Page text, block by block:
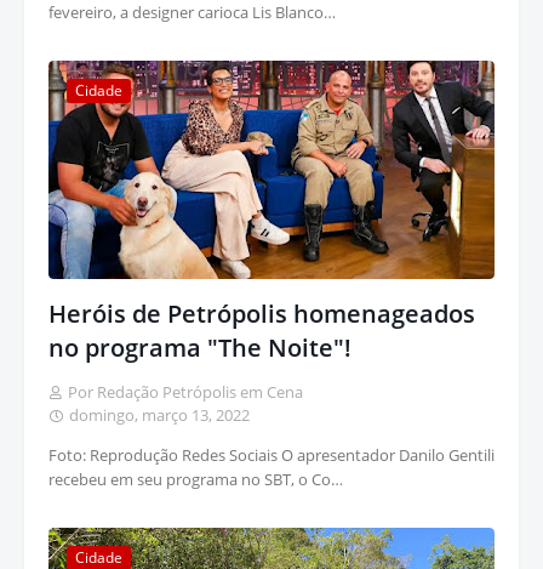
fevereiro, a designer carioca Lis Blanco…
Cidade
Heróis de Petrópolis homenageados
no programa "The Noite"!
Por Redação Petrópolis em Cena
domingo, março 13, 2022
Foto: Reprodução Redes Sociais O apresentador Danilo Gentili
recebeu em seu programa no SBT, o Co…
Cidade